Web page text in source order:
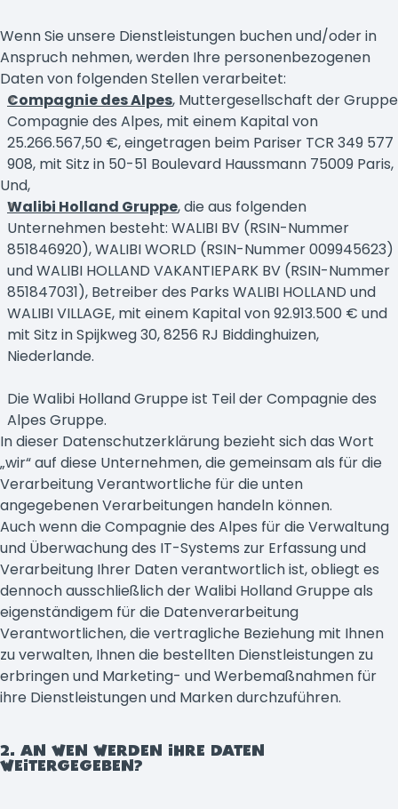
Wenn Sie unsere Dienstleistungen buchen und/oder in
Anspruch nehmen, werden Ihre personenbezogenen
Daten von folgenden Stellen verarbeitet:
Compagnie des Alpes, Muttergesellschaft der Gruppe
Compagnie des Alpes, mit einem Kapital von
25.266.567,50 €, eingetragen beim Pariser TCR 349 577
908, mit Sitz in 50-51 Boulevard Haussmann 75009 Paris,
Und,
Walibi Holland Gruppe, die aus folgenden
Unternehmen besteht: WALIBI BV (RSIN-Nummer
851846920), WALIBI WORLD (RSIN-Nummer 009945623)
und WALIBI HOLLAND VAKANTIEPARK BV (RSIN-Nummer
851847031), Betreiber des Parks WALIBI HOLLAND und
WALIBI VILLAGE, mit einem Kapital von 92.913.500 € und
mit Sitz in Spijkweg 30, 8256 RJ Biddinghuizen,
Niederlande.
Die Walibi Holland Gruppe ist Teil der Compagnie des
Alpes Gruppe.
In dieser Datenschutzerklärung bezieht sich das Wort
„wir“ auf diese Unternehmen, die gemeinsam als für die
Verarbeitung Verantwortliche für die unten
angegebenen Verarbeitungen handeln können.
Auch wenn die Compagnie des Alpes für die Verwaltung
und Überwachung des IT-Systems zur Erfassung und
Verarbeitung Ihrer Daten verantwortlich ist, obliegt es
dennoch ausschließlich der Walibi Holland Gruppe als
eigenständigem für die Datenverarbeitung
Verantwortlichen, die vertragliche Beziehung mit Ihnen
zu verwalten, Ihnen die bestellten Dienstleistungen zu
erbringen und Marketing- und Werbemaßnahmen für
ihre Dienstleistungen und Marken durchzuführen.
2. AN WEN WERDEN IHRE DATEN
WEITERGEGEBEN?